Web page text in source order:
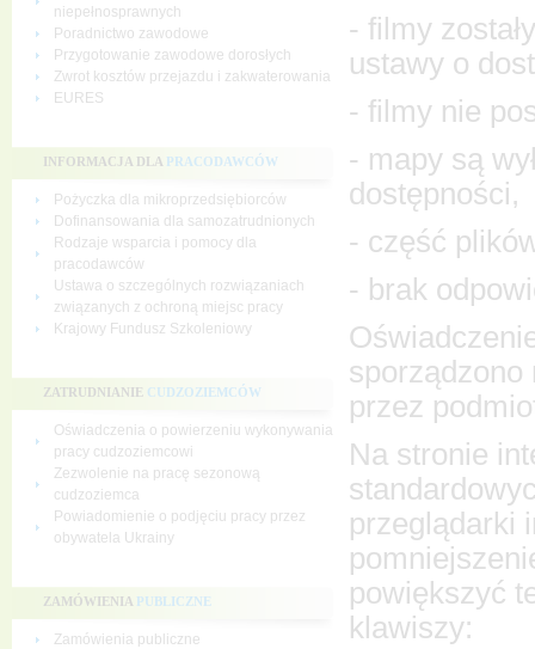
niepełnosprawnych
Poradnictwo zawodowe
Przygotowanie zawodowe dorosłych
Zwrot kosztów przejazdu i zakwaterowania
EURES
INFORMACJA DLA PRACODAWCÓW
Pożyczka dla mikroprzedsiębiorców
Dofinansowania dla samozatrudnionych
Rodzaje wsparcia i pomocy dla
pracodawców
Ustawa o szczególnych rozwiązaniach
związanych z ochroną miejsc pracy
Krajowy Fundusz Szkoleniowy
ZATRUDNIANIE CUDZOZIEMCÓW
Oświadczenia o powierzeniu wykonywania
pracy cudzoziemcowi
Zezwolenie na pracę sezonową
cudzoziemca
Powiadomienie o podjęciu pracy przez
obywatela Ukrainy
ZAMÓWIENIA PUBLICZNE
Zamówienia publiczne
- filmy
ustawy o
- filmy nie
- mapy są
dostępności,
- część
- brak
sporządzono
przez
Na stronie
przeglądarki
powiększyć
klawiszy: